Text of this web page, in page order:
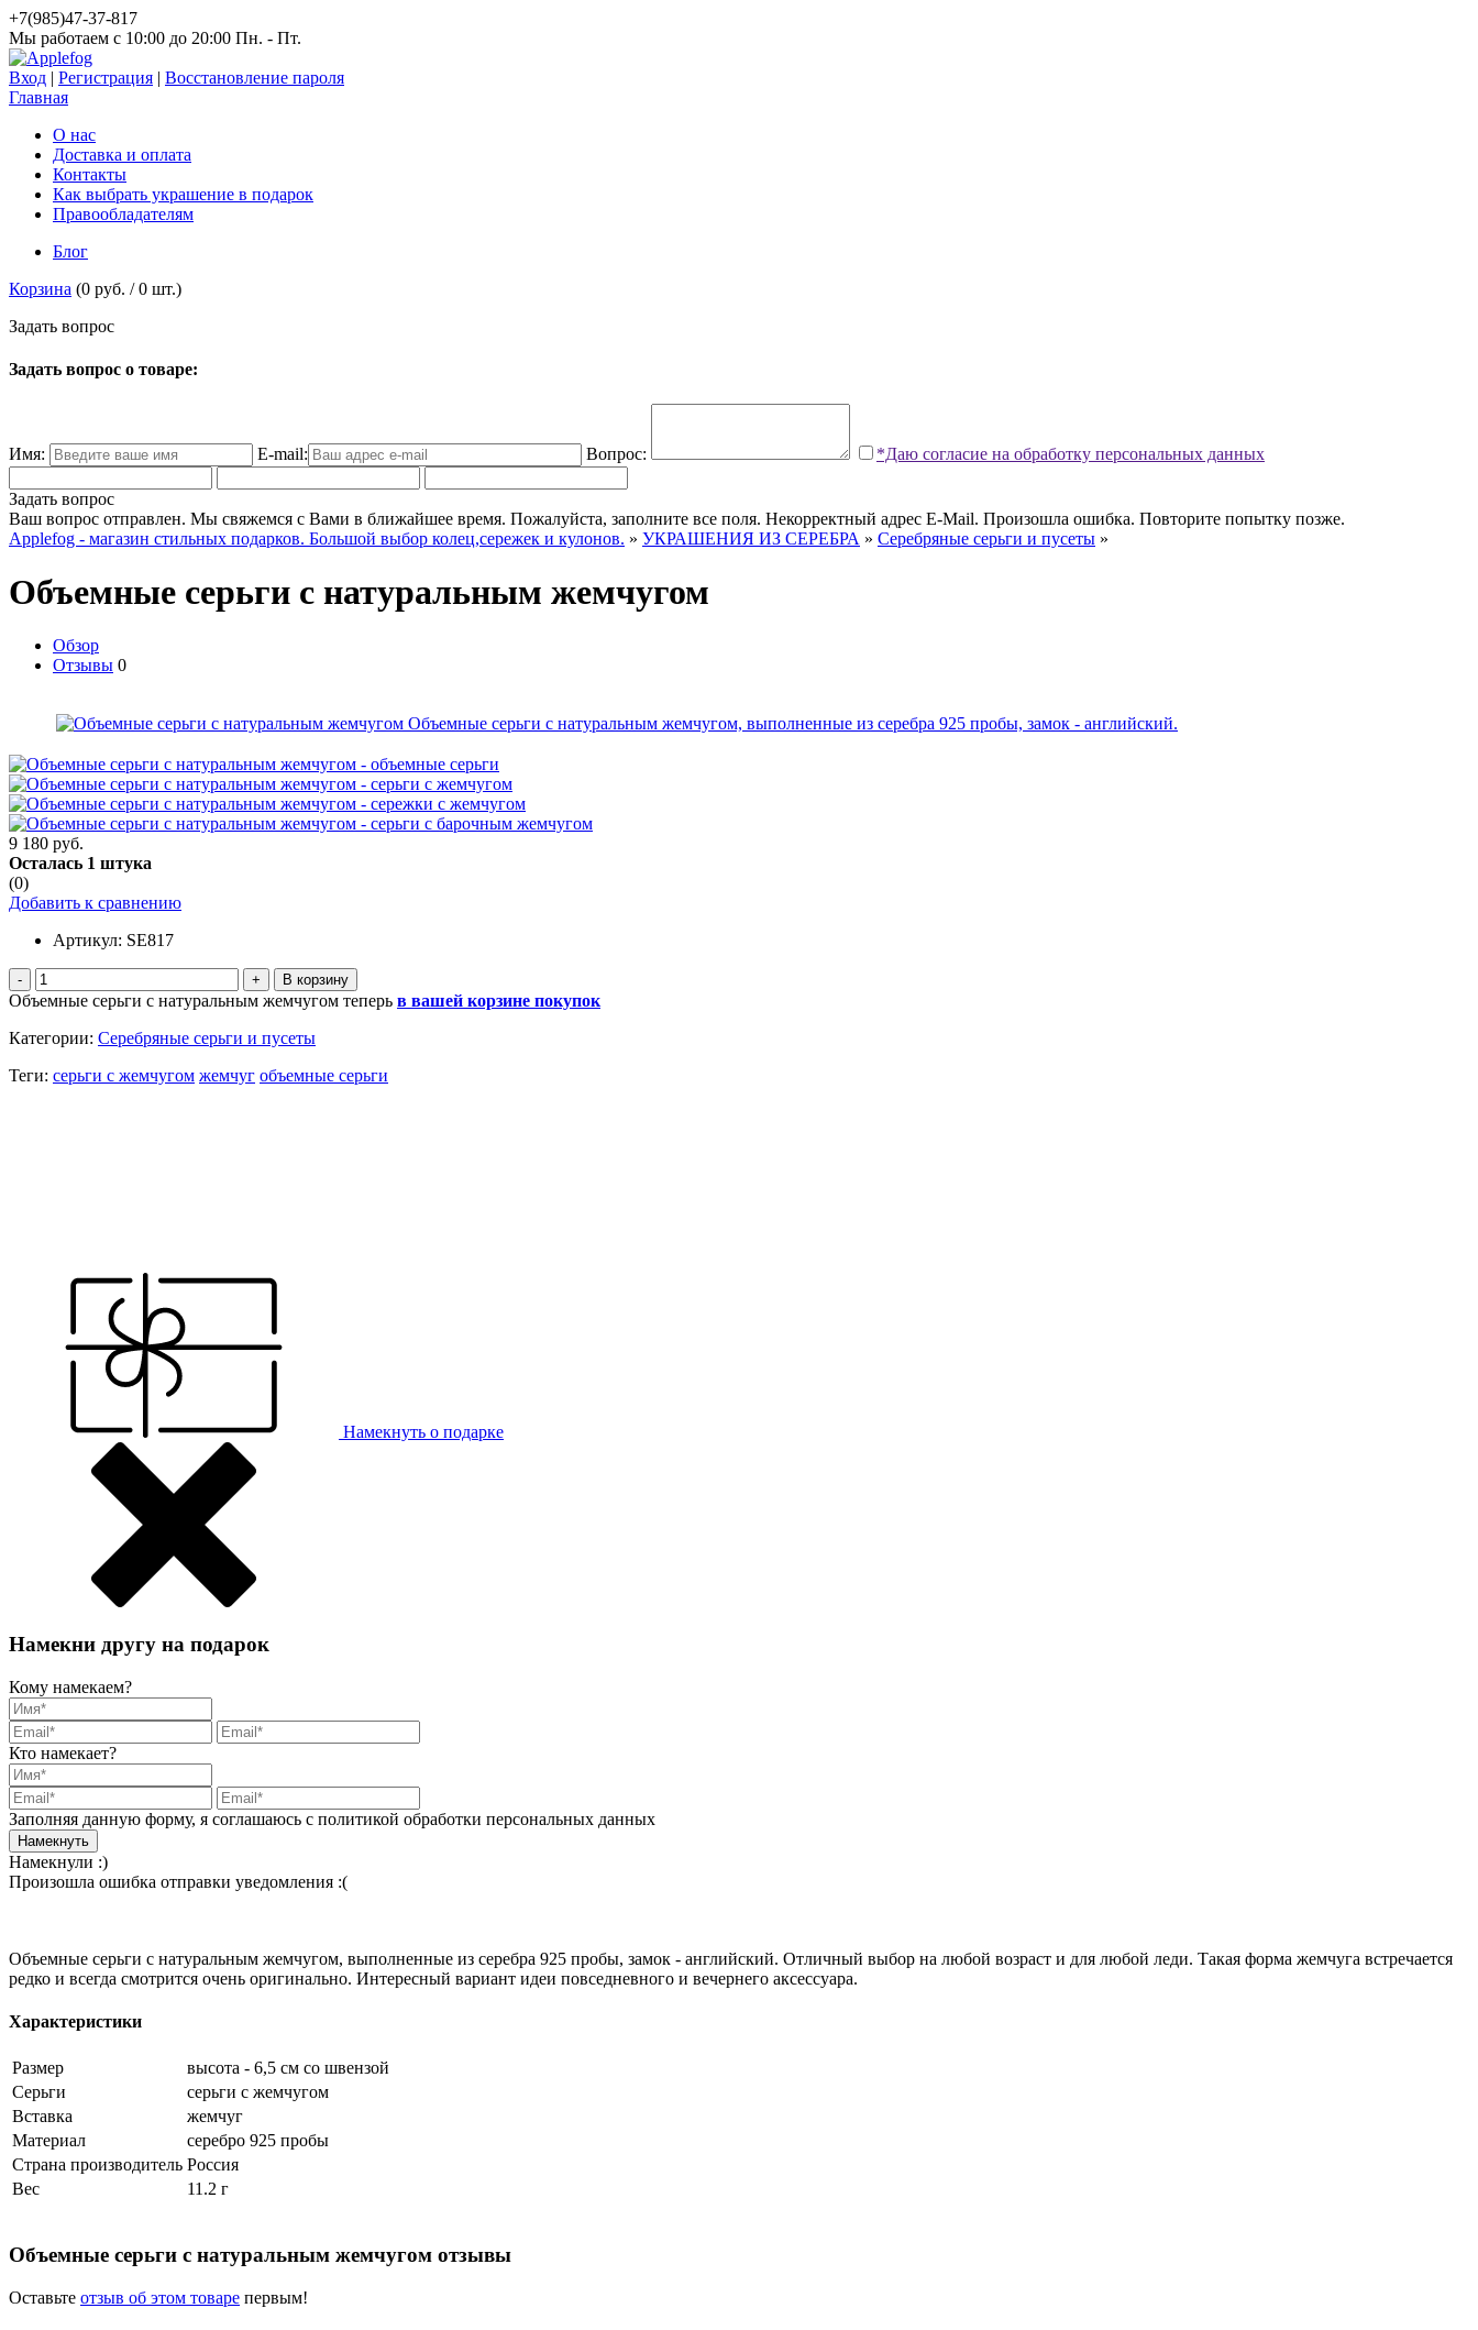
+7(985)47-37-817
Мы работаем c 10:00 до 20:00 Пн. - Пт.
Вход | Регистрация | Восстановление пароля
Главная
О нас
Доставка и оплата
Контакты
Как выбрать украшение в подарок
Правообладателям
Блог
Корзина (0 руб. /0 шт.)
Задать вопрос
Задать вопрос о товаре:
Имя: E-mail: Вопрос: *Даю согласие на обработку персональных данных
Задать вопрос
Ваш вопрос отправлен. Мы свяжемся с Вами в ближайшее время. Пожалуйста, заполните все поля. Некорректный адрес E-Mail. Произошла ошибка. Повторите попытку позже.
Applefog - магазин стильных подарков. Большой выбор колец,сережек и кулонов. » УКРАШЕНИЯ ИЗ СЕРЕБРА » Серебряные серьги и пусеты »
Объемные серьги с натуральным жемчугом
Обзор
Отзывы 0
9 180 руб.
Осталась 1 штука
(0)
Добавить к сравнению
Артикул: SE817
- +
Объемные серьги с натуральным жемчугом теперь в вашей корзине покупок
Категории: Серебряные серьги и пусеты
Теги: серьги с жемчугом жемчуг объемные серьги
Намекнуть о подарке
Намекни другу на подарок
Кому намекаем?
Кто намекает?
Заполняя данную форму, я соглашаюсь с политикой обработки персональных данных
Намекнули :)
Произошла ошибка отправки уведомления :(
Объемные серьги с натуральным жемчугом, выполненные из серебра 925 пробы, замок - английский. Отличный выбор на любой возраст и для любой леди. Такая форма жемчуга встречается
редко и всегда смотрится очень оригинально. Интересный вариант идеи повседневного и вечернего аксессуара.
Характеристики
Размер
высота - 6,5 см со швензой
Серьги
серьги с жемчугом
Вставка
жемчуг
Материал
серебро 925 пробы
Страна производитель Россия
Вес
11.2 г
Объемные серьги с натуральным жемчугом отзывы
Оставьте отзыв об этом товаре первым!